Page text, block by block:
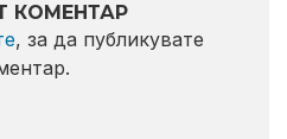
КОМЕНТАР
, за да публикувате